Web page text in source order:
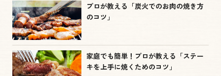
プロが教える「炭火でのお肉の焼き方
のコツ」
家庭でも簡単！プロが教える「ステー
キを上手に焼くためのコツ」